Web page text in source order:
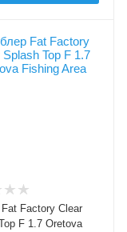
Fishing Area
мм
гр
Factory Clear
F 1.7 Oretova